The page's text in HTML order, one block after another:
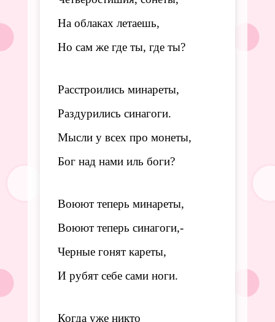
На облаках летаешь,
Но сам же где ты, где ты?
Расстроились минареты,
Раздурились синагоги.
Мысли у всех про монеты,
Бог над нами иль боги?
Воюют теперь минареты,
Воюют теперь синагоги,-
Черные гонят кареты,
И рубят себе сами ноги.
Когда уже никто